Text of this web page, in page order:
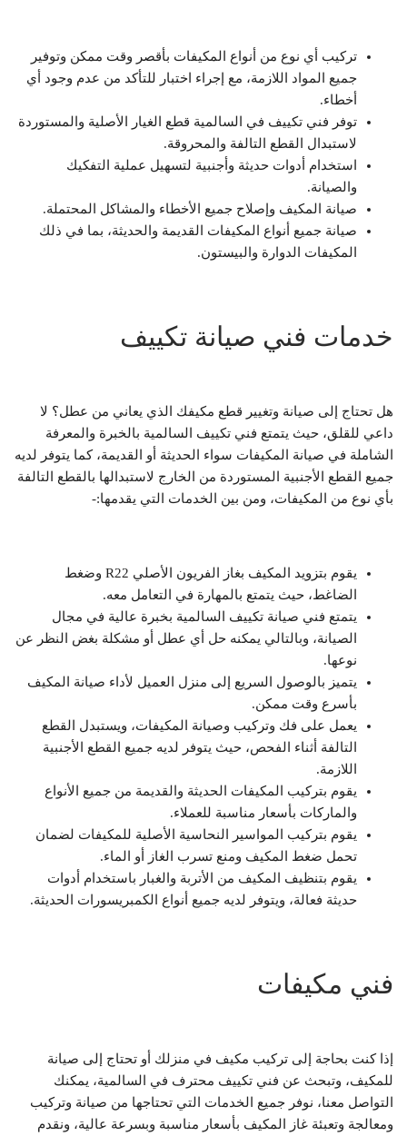
تركيب أي نوع من أنواع المكيفات بأقصر وقت ممكن وتوفير
جميع المواد اللازمة، مع إجراء اختبار للتأكد من عدم وجود أي
أخطاء.
توفر فني تكييف في السالمية قطع الغيار الأصلية والمستوردة
لاستبدال القطع التالفة والمحروقة.
استخدام أدوات حديثة وأجنبية لتسهيل عملية التفكيك
والصيانة.
صيانة المكيف وإصلاح جميع الأخطاء والمشاكل المحتملة.
صيانة جميع أنواع المكيفات القديمة والحديثة، بما في ذلك
المكيفات الدوارة والبيستون.
خدمات فني صيانة تكييف
هل تحتاج إلى صيانة وتغيير قطع مكيفك الذي يعاني من عطل؟ لا
داعي للقلق، حيث يتمتع فني تكييف السالمية بالخبرة والمعرفة
الشاملة في صيانة المكيفات سواء الحديثة أو القديمة، كما يتوفر لديه
جميع القطع الأجنبية المستوردة من الخارج لاستبدالها بالقطع التالفة
بأي نوع من المكيفات، ومن بين الخدمات التي يقدمها:-
يقوم بتزويد المكيف بغاز الفريون الأصلي R22 وضغط
الضاغط، حيث يتمتع بالمهارة في التعامل معه.
يتمتع فني صيانة تكييف السالمية بخبرة عالية في مجال
الصيانة، وبالتالي يمكنه حل أي عطل أو مشكلة بغض النظر عن
نوعها.
يتميز بالوصول السريع إلى منزل العميل لأداء صيانة المكيف
بأسرع وقت ممكن.
يعمل على فك وتركيب وصيانة المكيفات، ويستبدل القطع
التالفة أثناء الفحص، حيث يتوفر لديه جميع القطع الأجنبية
اللازمة.
يقوم بتركيب المكيفات الحديثة والقديمة من جميع الأنواع
والماركات بأسعار مناسبة للعملاء.
يقوم بتركيب المواسير النحاسية الأصلية للمكيفات لضمان
تحمل ضغط المكيف ومنع تسرب الغاز أو الماء.
يقوم بتنظيف المكيف من الأتربة والغبار باستخدام أدوات
حديثة فعالة، ويتوفر لديه جميع أنواع الكمبريسورات الحديثة.
فني مكيفات
إذا كنت بحاجة إلى تركيب مكيف في منزلك أو تحتاج إلى صيانة
للمكيف، وتبحث عن فني تكييف محترف في السالمية، يمكنك
التواصل معنا، نوفر جميع الخدمات التي تحتاجها من صيانة وتركيب
ومعالجة وتعبئة غاز المكيف بأسعار مناسبة وبسرعة عالية، ونقدم